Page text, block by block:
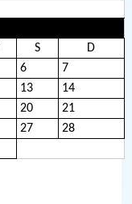
S D
6 7
13 14
20 21
27 28